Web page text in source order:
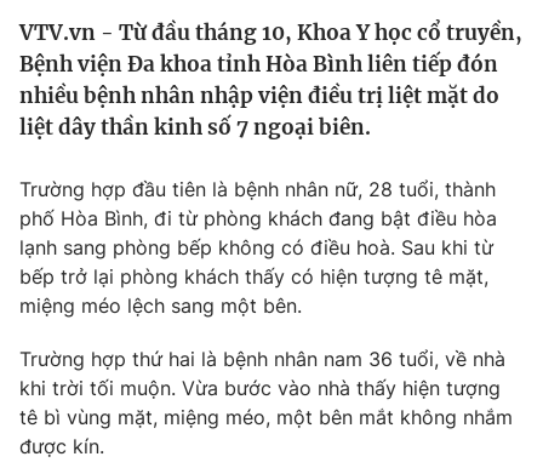
Thế giới
Tin tức
Câu chuyện quốc tế
Kinh tế
Tài chính
Thị trường
Góc doanh nghiệp
Dữ liệu và đời sống
Truyền hình
Hậu trường
Nhân vật
Giải trí
Điện ảnh
Âm nhạc
Đời sống
VTV.vn - Từ đầu tháng 10, Khoa Y học cổ truyền,
Bệnh viện Đa khoa tỉnh Hòa Bình liên tiếp đón
nhiều bệnh nhân nhập viện điều trị liệt mặt do
liệt dây thần kinh số 7 ngoại biên.
Trường hợp đầu tiên là bệnh nhân nữ, 28 tuổi, thành
phố Hòa Bình, đi từ phòng khách đang bật điều hòa
lạnh sang phòng bếp không có điều hoà. Sau khi từ
bếp trở lại phòng khách thấy có hiện tượng tê mặt,
miệng méo lệch sang một bên.
Trường hợp thứ hai là bệnh nhân nam 36 tuổi, về nhà
khi trời tối muộn. Vừa bước vào nhà thấy hiện tượng
tê bì vùng mặt, miệng méo, một bên mắt không nhắm
được kín.